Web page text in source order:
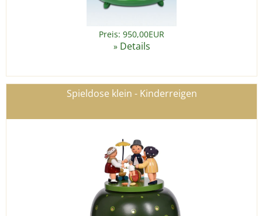
Preis: 950,00EUR
» Details
Spieldose klein - Kinderreigen